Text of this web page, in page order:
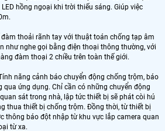
hồng ngoại khi trời thiếu sáng. Giúp việc
đàm thoải rãnh tay với thuật toán chống tạp âm
như nghe gọi bằng điện thoại thông thường, với
đàm thoại 2 chiều trên toàn thế giới.
năng cảnh báo chuyển động chống trộm, báo
ứng dụng. Chỉ cần có những chuyển động
sát trong nhà, lập tức thiết bị sẽ phát còi hú
thua thiết bị chống trộm. Đồng thời, từ thiết bị
thông báo đột nhập từ khu vực lắp camera quan
từ xa.